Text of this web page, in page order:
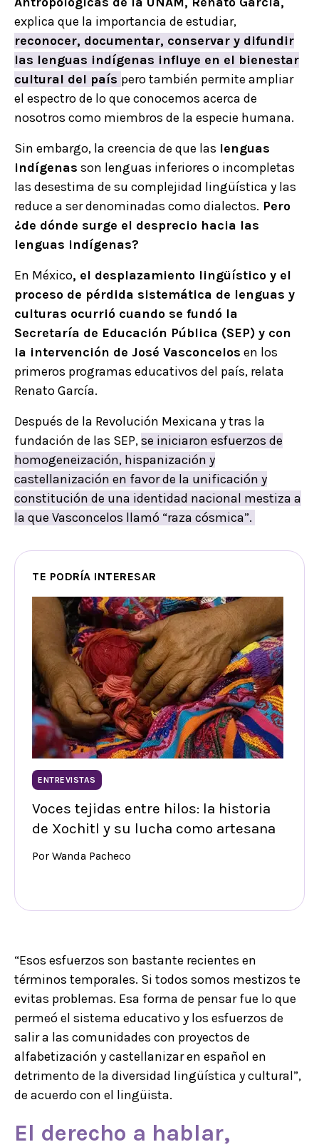
explica que la importancia de estudiar,
reconocer, documentar, conservar y difundir
las lenguas indígenas influye en el bienestar
cultural del país pero también permite ampliar
el espectro de lo que conocemos acerca de
nosotros como miembros de la especie humana.
Sin embargo, la creencia de que las lenguas
indígenas son lenguas inferiores o incompletas
las desestima de su complejidad lingüística y las
reduce a ser denominadas como dialectos. Pero
¿de dónde surge el desprecio hacia las
lenguas indígenas?
En México, el desplazamiento lingüístico y el
proceso de pérdida sistemática de lenguas y
culturas ocurrió cuando se fundó la
Secretaría de Educación Pública (SEP) y con
la intervención de José Vasconcelos en los
primeros programas educativos del país, relata
Renato García.
Después de la Revolución Mexicana y tras la
fundación de las SEP,se iniciaron esfuerzos de
homogeneización, hispanización y
castellanización en favor de la unificación y
constitución de una identidad nacional mestiza a
la que Vasconcelos llamó “raza cósmica”.
TE PODRÍA INTERESAR
ENTREVISTAS
Voces tejidas entre hilos: la historia
de Xochitl y su lucha como artesana
Por Wanda Pacheco
“Esos esfuerzos son bastante recientes en
términos temporales. Si todos somos mestizos te
evitas problemas. Esa forma de pensar fue lo que
permeó el sistema educativo y los esfuerzos de
salir a las comunidades con proyectos de
alfabetización y castellanizar en español en
detrimento de la diversidad lingüística y cultural”,
de acuerdo con el lingüista.
El derecho a hablar,